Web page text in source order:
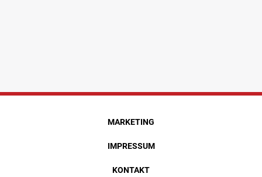
MARKETING
IMPRESSUM
KONTAKT